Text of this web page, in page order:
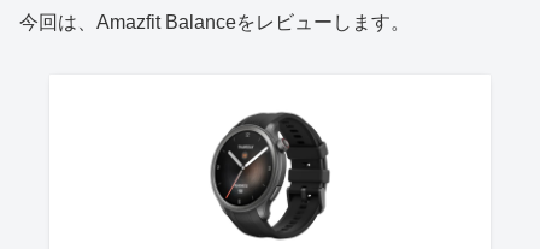
今回は、Amazfit Balanceをレビューします。